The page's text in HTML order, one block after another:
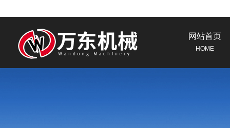
网站首页
HOME